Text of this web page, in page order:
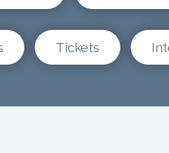
Tickets